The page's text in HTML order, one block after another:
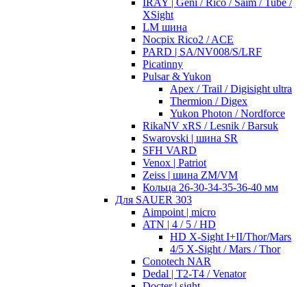
IRAY | Geni / Rico / Saim / Tube /
XSight
LM шина
Nocpix Rico2 / ACE
PARD | SA/NV008/S/LRF
Picatinny
Pulsar & Yukon
Apex / Trail / Digisight ultra
Thermion / Digex
Yukon Photon / Nordforce
RikaNV xRS / Lesnik / Barsuk
Swarovski | шина SR
SFH VARD
Venox | Patriot
Zeiss | шина ZM/VM
Кольца 26-30-34-35-36-40 мм
Для SAUER 303
Aimpoint | micro
ATN | 4 / 5 / HD
HD X-Sight I+II/Thor/Mars
4/5 X-Sight / Mars / Thor
Conotech NAR
Dedal | T2-T4 / Venator